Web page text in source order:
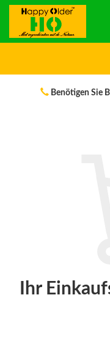
Benötigen Sie
Ihr